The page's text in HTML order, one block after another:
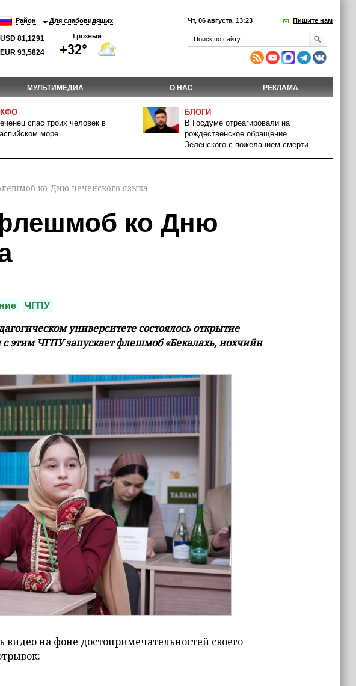
Район Для слабовидящих
USD 81,1291
EUR 93,5824
Чт, 06 августа, 13:23 Пишите нам
МУЛЬТИМЕДИА О НАС РЕКЛАМА
спас троих человек в
море
БЛОГИ
В Госдуме отреагировали на
рождественское обращение
Зеленского с пожеланием смерти
ко Дню чеченского языка
ко Дню
ЧГПУ
университете состоялось открытие
с этим ЧГПУ запускает флешмоб «Бекалахь, нохчийн
видео на фоне достопримечательностей своего